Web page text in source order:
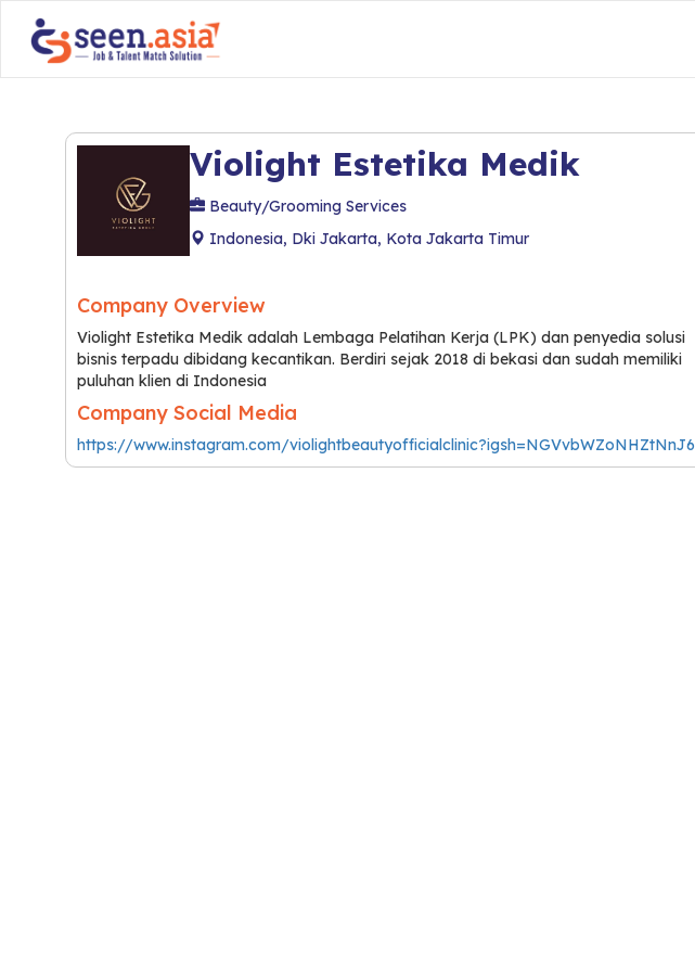
Violight Estetika Medik
Beauty/Grooming Services
Indonesia, Dki Jakarta, Kota Jakarta Timur
Company Overview
Violight Estetika Medik adalah Lembaga Pelatihan Kerja (LPK) dan penyedia solusi
bisnis terpadu dibidang kecantikan. Berdiri sejak 2018 di bekasi dan sudah memiliki
puluhan klien di Indonesia
Company Social Media
https://www.instagram.com/violightbeautyofficialclinic?igsh=NGVvbWZoNHZtNnJ6